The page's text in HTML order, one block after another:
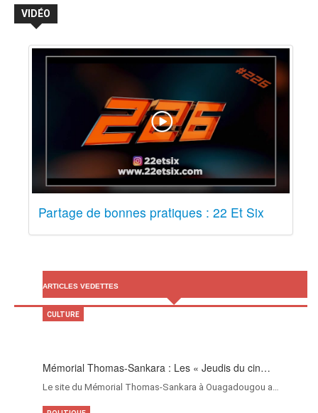
VIDÉO
Partage de bonnes pratiques : 22 Et Six
ARTICLES VEDETTES
Mémorial Thomas-Sankara : Les « Jeudis du cin…
Le site du Mémorial Thomas-Sankara à Ouagadougou a…
CULTURE